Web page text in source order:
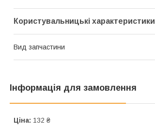
Користувальницькі характеристики
Вид запчастини
Інформація для замовлення
Ціна: 132 ₴